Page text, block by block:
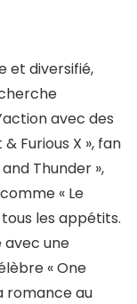
et diversifié,
avec des
Furious X », fan
Thunder »,
« Le
les appétits.
avec une
« One
romance au